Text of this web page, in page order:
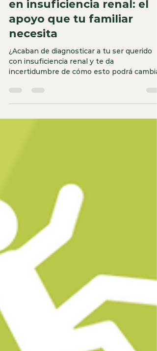
Cuidados de enfermería
en insuficiencia renal: el
apoyo que tu familiar
necesita
¿Acaban de diagnosticar a tu ser querido
incertidumbre de cómo esto podrá